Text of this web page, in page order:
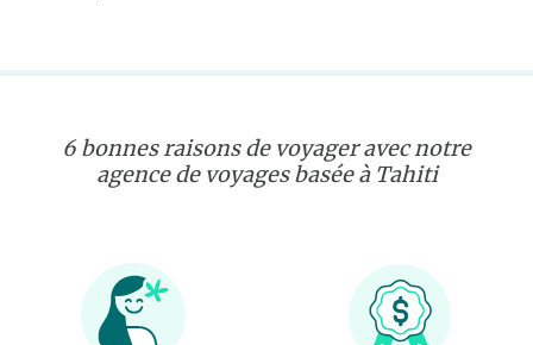
6 bonnes raisons de voyager avec notre
agence de voyages basée à Tahiti